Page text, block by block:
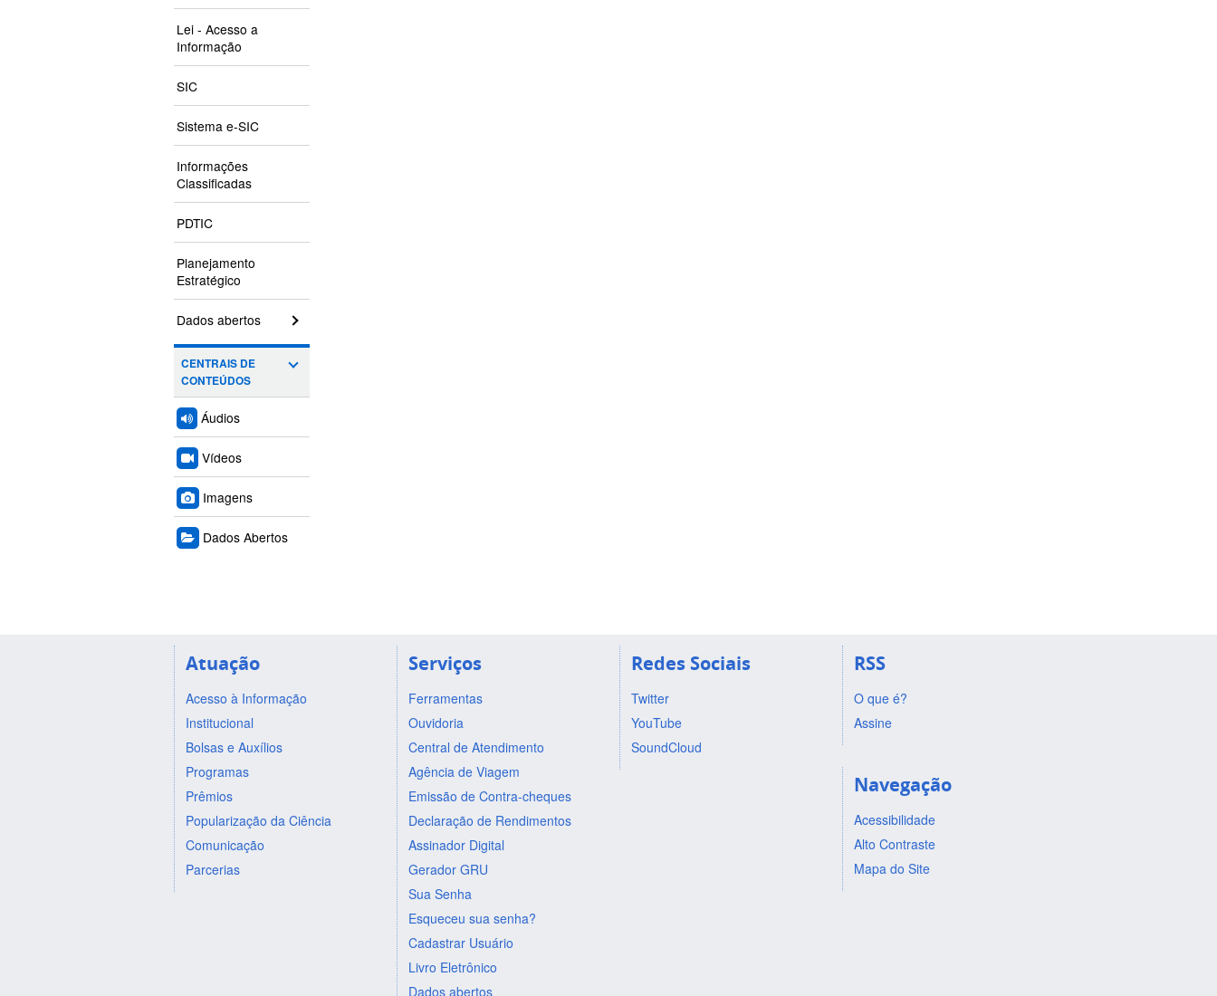
Lei - Acesso a
Informação
SIC
Sistema e-SIC
Informações
Classificadas
PDTIC
Planejamento
Estratégico
Dados abertos
CENTRAIS DE
CONTEÚDOS
Áudios
Vídeos
Imagens
Dados Abertos
Atuação
Acesso à Informação
Institucional
Bolsas e Auxílios
Programas
Prêmios
Popularização da Ciência
Comunicação
Parcerias
Serviços
Ferramentas
Ouvidoria
Central de Atendimento
Agência de Viagem
Emissão de Contra-cheques
Declaração de Rendimentos
Assinador Digital
Gerador GRU
Sua Senha
Esqueceu sua senha?
Cadastrar Usuário
Livro Eletrônico
Dados abertos
Redes Sociais
Twitter
YouTube
SoundCloud
RSS
O que é?
Assine
Navegação
Acessibilidade
Alto Contraste
Mapa do Site